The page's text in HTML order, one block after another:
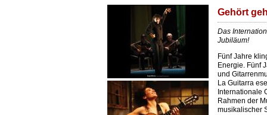
Gehört
Das
Jubiläum!
Fünf Jahre
Energie. Fünf
und
La Guitarra
Internationale
Rahmen der
musikalischer